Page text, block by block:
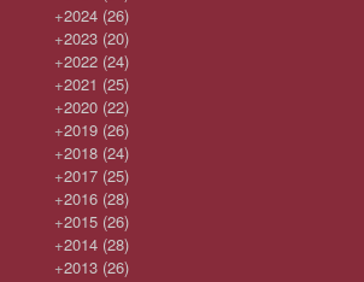
+2024 (26)
+2023 (20)
+2022 (24)
+2021 (25)
+2020 (22)
+2019 (26)
+2018 (24)
+2017 (25)
+2016 (28)
+2015 (26)
+2014 (28)
+2013 (26)